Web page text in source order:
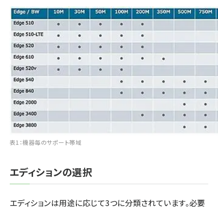
表1：機器毎のサポート帯域
エディションの選択
エディションは用途に応じて3つに分類されています。必要